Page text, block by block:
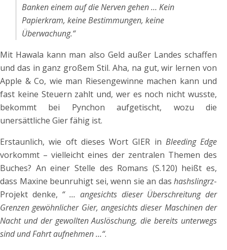
Banken einem auf die Nerven gehen … Kein
Papierkram, keine Bestimmungen, keine
Überwachung.“
Mit Hawala kann man also Geld außer Landes schaffen
und das in ganz großem Stil. Aha, na gut, wir lernen von
Apple & Co, wie man Riesengewinne machen kann und
fast keine Steuern zahlt und, wer es noch nicht wusste,
bekommt bei Pynchon aufgetischt, wozu die
unersättliche Gier fähig ist.
Erstaunlich, wie oft dieses Wort GIER in Bleeding Edge
vorkommt – vielleicht eines der zentralen Themen des
Buches? An einer Stelle des Romans (S.120) heißt es,
dass Maxine beunruhigt sei, wenn sie an das hashslingrz-
Projekt denke, “ … angesichts dieser Überschreitung der
Grenzen gewöhnlicher Gier, angesichts dieser Maschinen der
Nacht und der gewollten Auslöschung, die bereits unterwegs
sind und Fahrt aufnehmen …“.